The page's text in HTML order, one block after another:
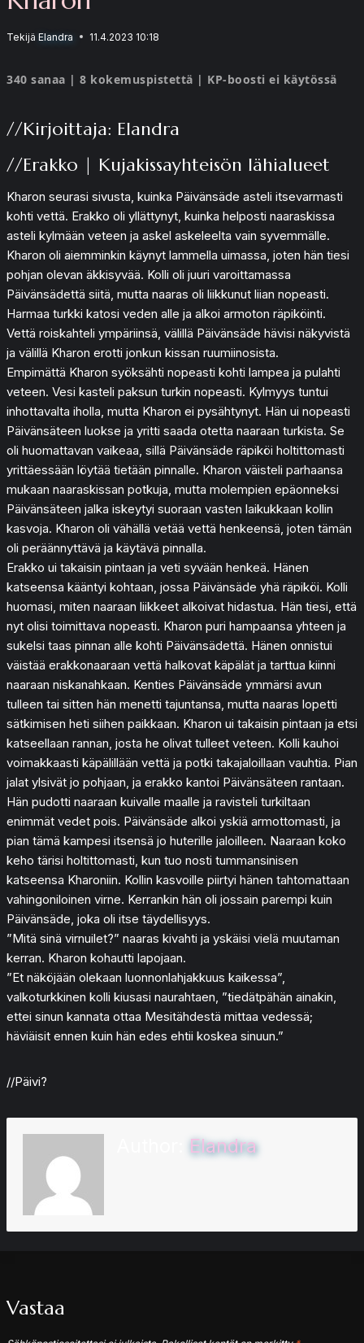
Tekijä Elandra 11.4.2023 10:18
340 sanaa | 8 kokemuspistettä | KP-boosti ei käytössä
//Kirjoittaja: Elandra
//Erakko | Kujakissayhteisön lähialueet
Kharon seurasi sivusta, kuinka Päivänsäde asteli itsevarmasti
kohti vettä. Erakko oli yllättynyt, kuinka helposti naaraskissa
asteli kylmään veteen ja askel askeleelta vain syvemmälle.
Kharon oli aiemminkin käynyt lammella uimassa, joten hän tiesi
pohjan olevan äkkisyvää. Kolli oli juuri varoittamassa
Päivänsädettä siitä, mutta naaras oli liikkunut liian nopeasti.
Harmaa turkki katosi veden alle ja alkoi armoton räpiköinti.
Vettä roiskahteli ympäriinsä, välillä Päivänsäde hävisi näkyvistä
ja välillä Kharon erotti jonkun kissan ruumiinosista.
Empimättä Kharon syöksähti nopeasti kohti lampea ja pulahti
veteen. Vesi kasteli paksun turkin nopeasti. Kylmyys tuntui
inhottavalta iholla, mutta Kharon ei pysähtynyt. Hän ui nopeasti
Päivänsäteen luokse ja yritti saada otetta naaraan turkista. Se
oli huomattavan vaikeaa, sillä Päivänsäde räpiköi holtittomasti
yrittäessään löytää tietään pinnalle. Kharon väisteli parhaansa
mukaan naaraskissan potkuja, mutta molempien epäonneksi
Päivänsäteen jalka iskeytyi suoraan vasten laikukkaan kollin
kasvoja. Kharon oli vähällä vetää vettä henkeensä, joten tämän
oli peräännyttävä ja käytävä pinnalla.
Erakko ui takaisin pintaan ja veti syvään henkeä. Hänen
katseensa kääntyi kohtaan, jossa Päivänsäde yhä räpiköi. Kolli
huomasi, miten naaraan liikkeet alkoivat hidastua. Hän tiesi, että
nyt olisi toimittava nopeasti. Kharon puri hampaansa yhteen ja
sukelsi taas pinnan alle kohti Päivänsädettä. Hänen onnistui
väistää erakkonaaraan vettä halkovat käpälät ja tarttua kiinni
naaraan niskanahkaan. Kenties Päivänsäde ymmärsi avun
tulleen tai sitten hän menetti tajuntansa, mutta naaras lopetti
sätkimisen heti siihen paikkaan. Kharon ui takaisin pintaan ja etsi
katseellaan rannan, josta he olivat tulleet veteen. Kolli kauhoi
voimakkaasti käpälillään vettä ja potki takajaloillaan vauhtia. Pian
jalat ylsivät jo pohjaan, ja erakko kantoi Päivänsäteen rantaan.
Hän pudotti naaraan kuivalle maalle ja ravisteli turkiltaan
enimmät vedet pois. Päivänsäde alkoi yskiä armottomasti, ja
pian tämä kampesi itsensä jo huterille jaloilleen. Naaraan koko
keho tärisi holtittomasti, kun tuo nosti tummansinisen
katseensa Kharoniin. Kollin kasvoille piirtyi hänen tahtomattaan
vahingoniloinen virne. Kerrankin hän oli jossain parempi kuin
Päivänsäde, joka oli itse täydellisyys.
”Mitä sinä virnuilet?” naaras kivahti ja yskäisi vielä muutaman
kerran. Kharon kohautti lapojaan.
”Et näköjään olekaan luonnonlahjakkuus kaikessa”,
valkoturkkinen kolli kiusasi naurahtaen, ”tiedätpähän ainakin,
ettei sinun kannata ottaa Mesitähdestä mittaa vedessä;
häviäisit ennen kuin hän edes ehtii koskea sinuun.”
//Päivi?
Elandra
Vastaa